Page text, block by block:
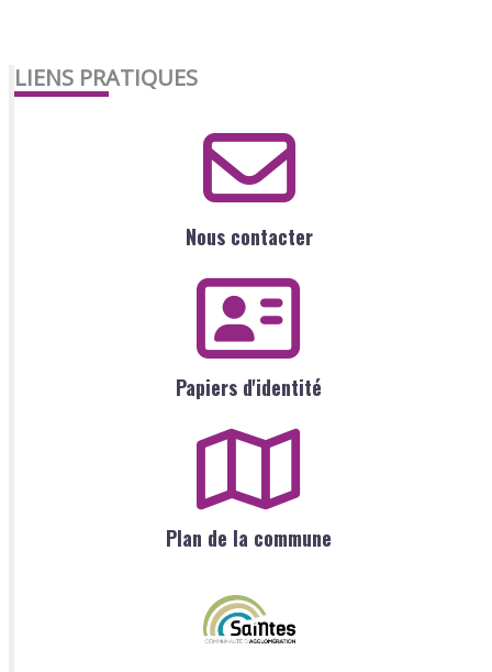
LIENS PRATIQUES
Nous contacter
Papiers d'identité
Plan de la commune